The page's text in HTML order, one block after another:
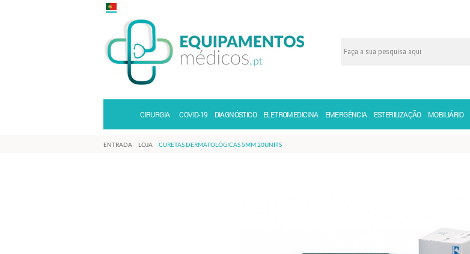
CIRURGIA COVID-19 DIAGNÓSTICO ELETROMEDICINA EMERGÊNCIA ESTERILIZAÇÃO MOBILIÁRIO
ENTRADA LOJA CURETAS DERMATOLÓGICAS 5MM 20UNITS